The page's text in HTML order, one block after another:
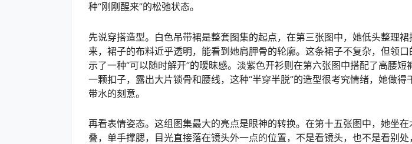
种“刚刚醒来”的松弛状态。
先说穿搭造型。白色吊带裙是整套图集的起点，在第三张图中，她低头整理
来，裙子的布料近乎透明，能看到她肩胛骨的轮廓。这条裙子不复杂，但领
示了一种“可以随时解开”的暧昧感。淡紫色开衫则在第六张图中搭配了高腰
一颗扣子，露出大片锁骨和腰线，这种“半穿半脱”的造型很考究情绪，她做得
带水的刻意。
再看表情姿态。这组图集最大的亮点是眼神的转换。在第十五张图中，她坐
叠，单手撑腮，目光直接落在镜头外一点的位置，不是看镜头，也不是看别